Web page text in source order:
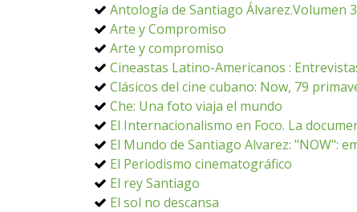
Antología de Santiago Álvarez.Volumen 3
Arte y Compromiso
Arte y compromiso
Cineastas Latino-Americanos :
Clásicos del cine cubano: Now, 79
Che: Una foto viaja el mundo
El Internacionalismo en Foco. La
El Mundo de Santiago Alvarez: "NOW":
El Periodismo cinematográfico
El rey Santiago
El sol no descansa